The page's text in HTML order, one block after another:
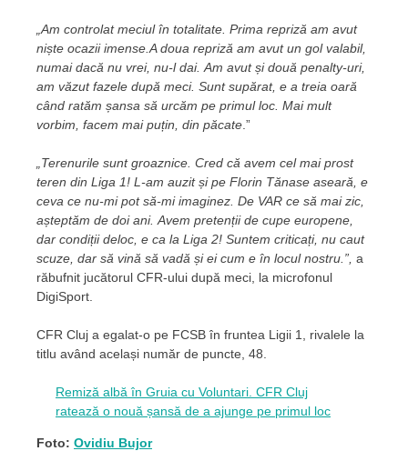
„Am controlat meciul în totalitate. Prima repriză am avut
niște ocazii imense.A doua repriză am avut un gol valabil,
numai dacă nu vrei, nu-l dai. Am avut și două penalty-uri,
am văzut fazele după meci. Sunt supărat, e a treia oară
când ratăm șansa să urcăm pe primul loc. Mai mult
vorbim, facem mai puțin, din păcate .”
„Terenurile sunt groaznice. Cred că avem cel mai prost
teren din Liga 1! L-am auzit și pe Florin Tănase aseară, e
ceva ce nu-mi pot să-mi imaginez. De VAR ce să mai zic,
așteptăm de doi ani. Avem pretenții de cupe europene,
dar condiții deloc, e ca la Liga 2! Suntem criticați, nu caut
scuze, dar să vină să vadă și ei cum e în locul nostru.”, a
răbufnit jucătorul CFR-ului după meci, la microfonul
DigiSport.
CFR Cluj a egalat-o pe FCSB în fruntea Ligii 1, rivalele la
titlu având același număr de puncte, 48.
Remiză albă în Gruia cu Voluntari. CFR Cluj
ratează o nouă șansă de a ajunge pe primul loc
Foto: Ovidiu Bujor